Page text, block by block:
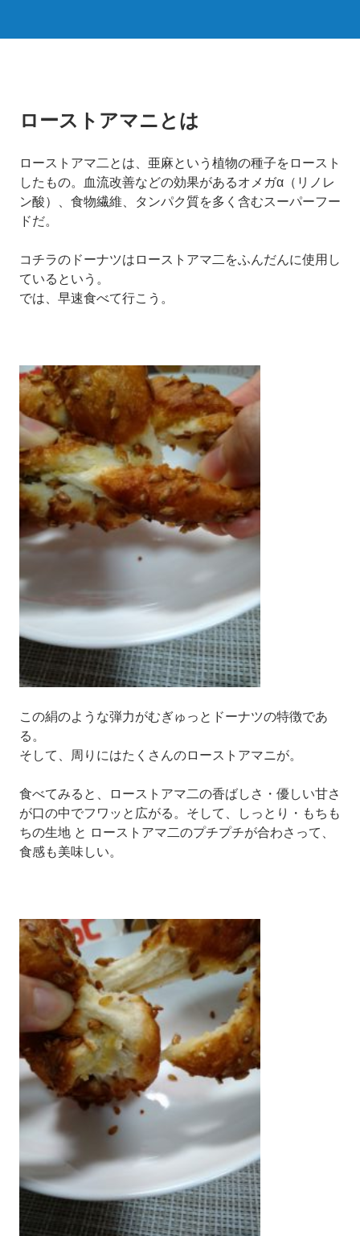
ローストアマニとは
ローストアマ二とは、亜麻という植物の種子をロースト
したもの。血流改善などの効果があるオメガα（リノレ
ン酸）、食物繊維、タンパク質を多く含むスーパーフー
ドだ。
コチラのドーナツは ローストアマ二をふんだんに使用し
ているという。
では、早速食べて行こう。
この絹のような弾力がむぎゅっとドーナツの特徴であ
る。
そして、周りにはたくさんのローストアマニが。
食べてみると、ローストアマ二の香ばしさ・ 優しい甘さ
が口の中でフワッと広がる。 そして、しっとり・もちも
ちの生地 と ローストアマ二のプチプチが合わさって、
食感も美味しい。